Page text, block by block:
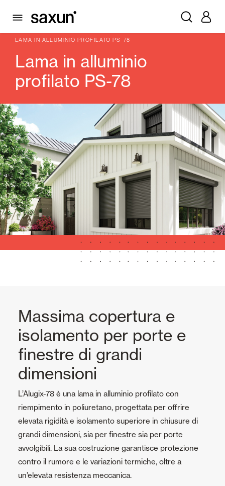
PRODOTTI
CASSONETTI E TAPPARELLE AVVOLGIBILI
LAMA IN ALLUMINIO PROFILATO PS-78
Lama in alluminio
profilato PS-78
Massima copertura e
isolamento per porte e
finestre di grandi
dimensioni
L’Alugix-78 è una lama in alluminio profilato con
riempimento in poliuretano, progettata per offrire
elevata rigidità e isolamento superiore in chiusure di
grandi dimensioni, sia per finestre sia per porte
avvolgibili. La sua costruzione garantisce protezione
contro il rumore e le variazioni termiche, oltre a
un’elevata resistenza meccanica.